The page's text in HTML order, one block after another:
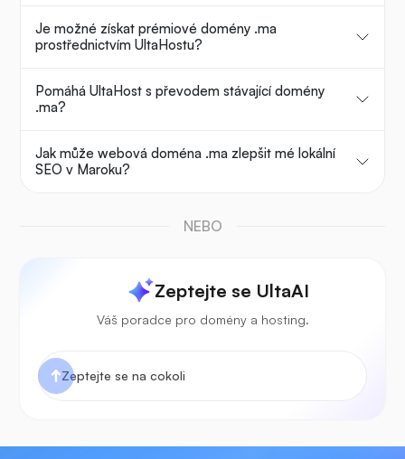
Je možné získat prémiové domény .ma
prostřednictvím UltaHostu?
Pomáhá UltaHost s převodem stávající domény
.ma?
Jak může webová doména .ma zlepšit mé lokální
SEO v Maroku?
NEBO
Zeptejte se UltaAI
Váš poradce pro domény a hosting.